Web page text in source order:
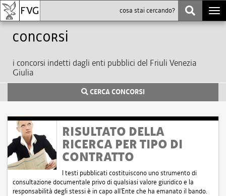
Concorsi
i concorsi indetti dagli enti pubblici del Friuli Venezia
Giulia
CERCA CONCORSI
RISULTATO DELLA
RICERCA PER TIPO DI
CONTRATTO
I testi pubblicati costituiscono uno strumento di
consultazione documentale privo di qualsiasi valore giuridico e la
responsabilità degli stessi è in capo all'Ente che ha emanato il bando.